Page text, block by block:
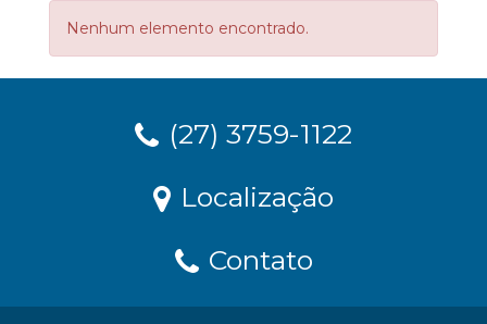
Nenhum elemento encontrado.
(27) 3759-1122
Localização
Contato